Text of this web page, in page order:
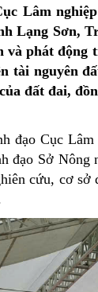
Lâm
Lạng Sơn,
phát động
tài nguyên
đất đai,
đạo Cục
đạo Sở
cứu, cơ